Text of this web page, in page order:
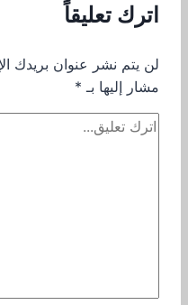
اترك تعليقاً
لن يتم نشر عنوان بريدك
مشار إليها بـ *